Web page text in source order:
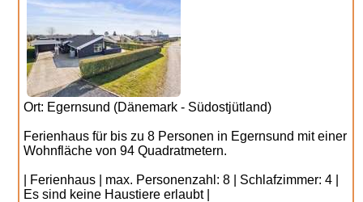
Ort: Egernsund (Dänemark - Südostjütland)
Ferienhaus für bis zu 8 Personen in Egernsund mit einer
Wohnfläche von 94 Quadratmetern.
| Ferienhaus | max. Personenzahl: 8 | Schlafzimmer: 4 |
Es sind keine Haustiere erlaubt |